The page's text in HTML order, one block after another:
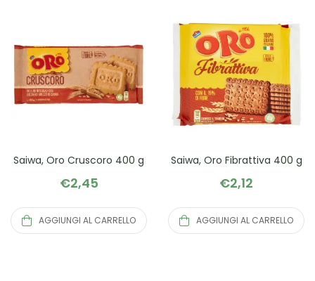
Saiwa, Oro Cruscoro 400 g
€2,45
AGGIUNGI AL CARRELLO
Saiwa, Oro Fibrattiva 400 g
€2,12
AGGIUNGI AL CARRELLO